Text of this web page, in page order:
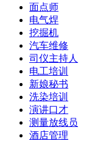
面点师
电气焊
挖掘机
汽车维修
司仪主持人
电工培训
新娘秘书
洗染培训
演讲口才
测量放线员
酒店管理